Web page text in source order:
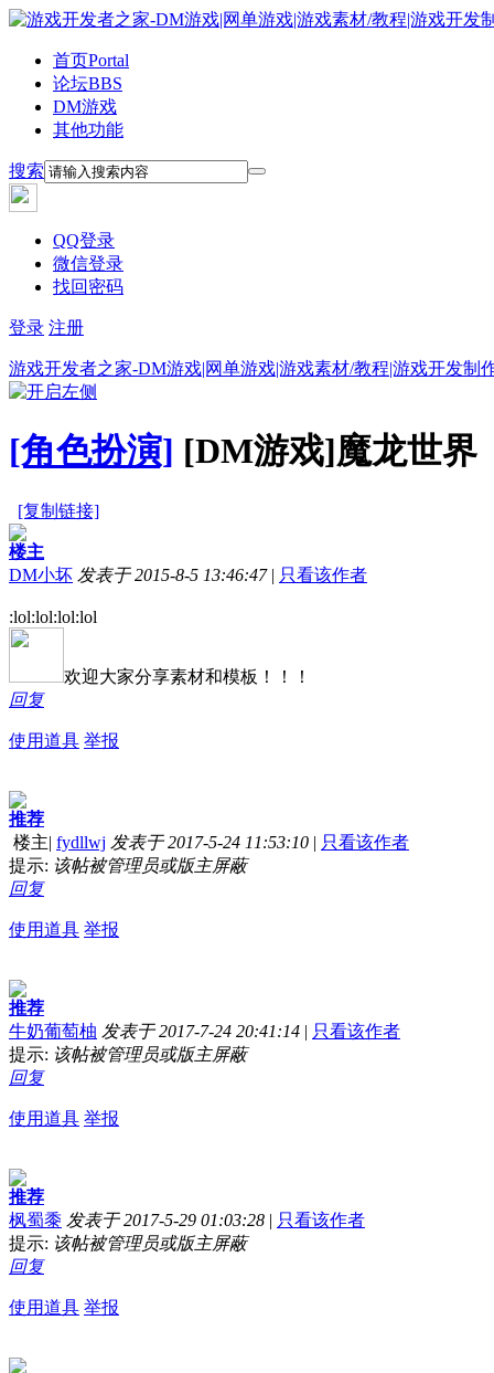
首页Portal
论坛BBS
DM游戏
其他功能
搜索
QQ登录
微信登录
找回密码
登录 注册
游戏开发者之家-DM游戏|网单游戏|游戏素材/教程|游戏开发制
[角色扮演] [DM游戏]魔龙世界
[复制链接]
楼主
DM小坏 发表于 2015-8-5 13:46:47 | 只看该作者
:lol:lol:lol:lol
欢迎大家分享素材和模板！！！
回复
使用道具 举报
推荐
楼主| fydllwj 发表于 2017-5-24 11:53:10 | 只看该作者
提示: 该帖被管理员或版主屏蔽
回复
使用道具 举报
推荐
牛奶葡萄柚 发表于 2017-7-24 20:41:14 | 只看该作者
提示: 该帖被管理员或版主屏蔽
回复
使用道具 举报
推荐
枫蜀黍 发表于 2017-5-29 01:03:28 | 只看该作者
提示: 该帖被管理员或版主屏蔽
回复
使用道具 举报